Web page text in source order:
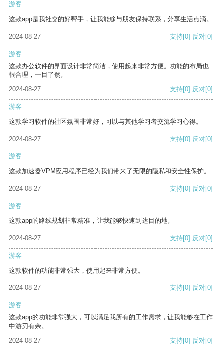
游客
这款app是我社交的好帮手，让我能够与朋友保持联系，分享生活点滴。
2024-08-27 支持[0] 反对[0]
游客
这款办公软件的界面设计非常简洁，使用起来非常方便。功能的布局也
很合理，一目了然。
2024-08-27
支持[0] 反对[0]
游客
这款学习软件的社区氛围非常好，可以与其他学习者交流学习心得。
2024-08-27 支持[0] 反对[0]
游客
这款加速器VPM应用程序已经为我们带来了无限的隐私和安全性保护。
2024-08-27 支持[0] 反对[0]
游客
这款app的路线规划非常精准，让我能够快速到达目的地。
2024-08-27 支持[0] 反对[0]
游客
这款软件的功能非常强大，使用起来非常方便。
2024-08-27 支持[0] 反对[0]
游客
这款app的功能非常强大，可以满足我所有的工作需求，让我能够在工作
中游刃有余。
2024-08-27
支持[0] 反对[0]